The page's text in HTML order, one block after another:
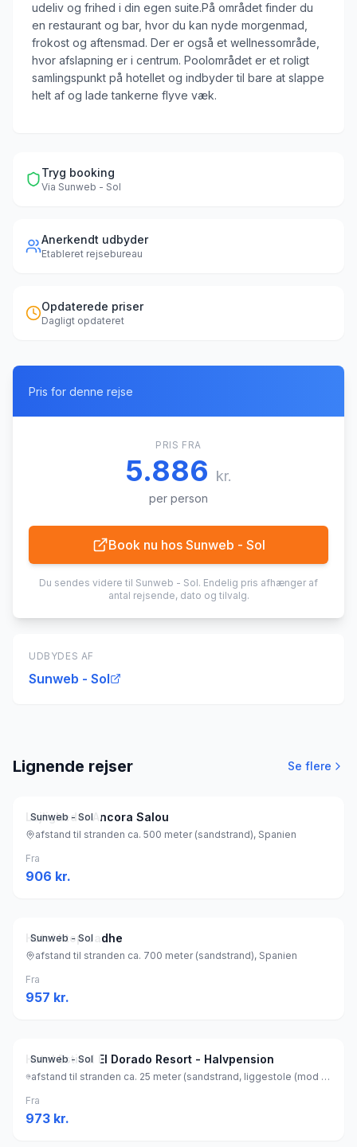
udeliv og frihed i din egen suite.På området finder du
en restaurant og bar, hvor du kan nyde morgenmad,
frokost og aftensmad. Der er også et wellnessområde,
hvor afslapning er i centrum. Poolområdet er et roligt
samlingspunkt på hotellet og indbyder til bare at slappe
helt af og lade tankerne flyve væk.
Tryg booking
Via Sunweb - Sol
Anerkendt udbyder
Etableret rejsebureau
Opdaterede priser
Dagligt opdateret
Pris for denne rejse
PRIS FRA
5.886 kr.
per person
Book nu hos Sunweb - Sol
Du sendes videre til Sunweb - Sol. Endelig pris afhænger af
antal rejsende, dato og tilvalg.
UDBYDES AF
Sunweb - Sol
Lignende rejser Se flere
Sunweb - Sol
Lejligheder Ancora Salou
afstand til stranden ca. 500 meter (sandstrand), Spanien
Fra
906 kr.
Sunweb - Sol
Hotel htop Jadhe
afstand til stranden ca. 700 meter (sandstrand), Spanien
Fra
957 kr.
Sunweb - Sol
Hotel Estival El Dorado Resort - Halvpension
afstand til stranden ca. 25 meter (sandstrand, liggestole (mod betaling) , parasol (mod betaling) ), Spanien
Fra
973 kr.